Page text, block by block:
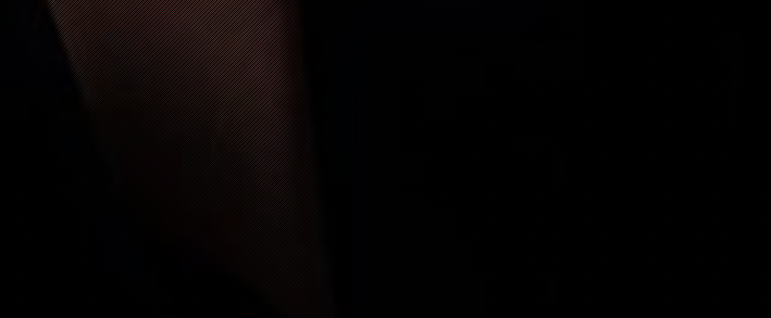
FASNACHTSPARTY MIT 64U
VALENTINSGOTTESDIENST
70. GEBURTSTAGSPARTY MARTIN